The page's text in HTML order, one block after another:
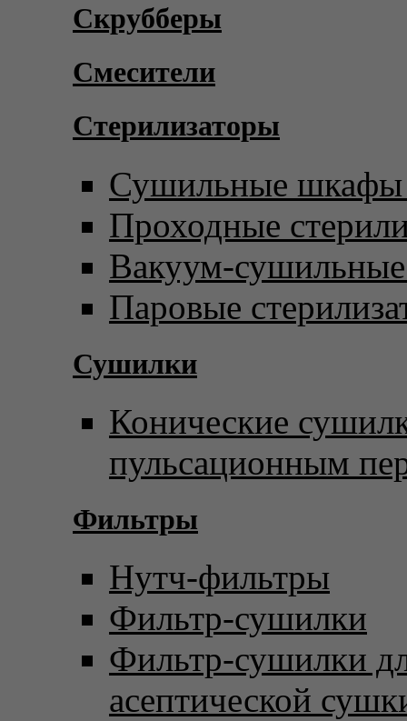
Скрубберы
Смесители
Стерилизаторы
Сушильные шкафы
Проходные
Вакуум-
Паровые
Сушилки
Конические
пульсационным
Фильтры
Нутч-фильтры
Фильтр-сушилки
Фильтр-сушилки
асептической